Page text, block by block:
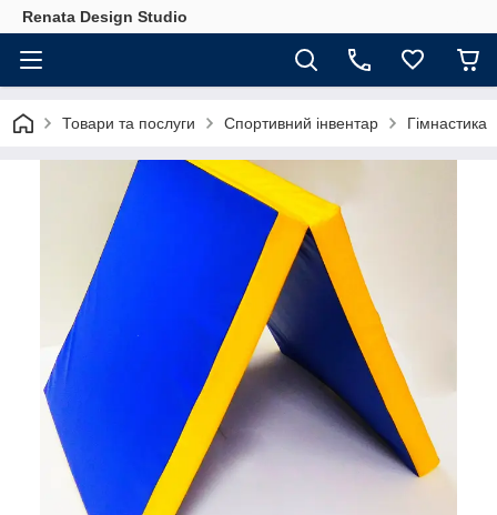
Renata Design Studio
Товари та послуги Спортивний інвентар Гімнастика